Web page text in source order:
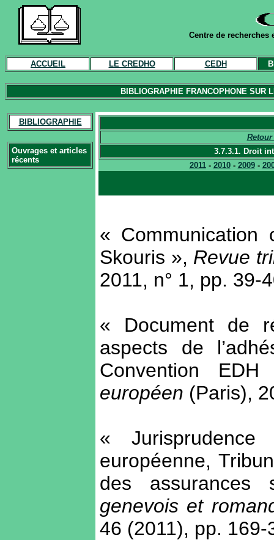
Centre de
ACCUEIL LE CREDHO CEDH
BIBLIOGRAPHIE FRANCOPHONE SUR
BIBLIOGRAPHIE
Ouvrages et articles
récents
3.7.3.1. Droit
2011- 2010- 2009-
« Communication
Skouris », Revue
2011, n° 1, pp. 39-
« Document de
aspects de
Convention
européen (Paris),
«
européenne,
des
genevois et
46 (2011), pp. 169-